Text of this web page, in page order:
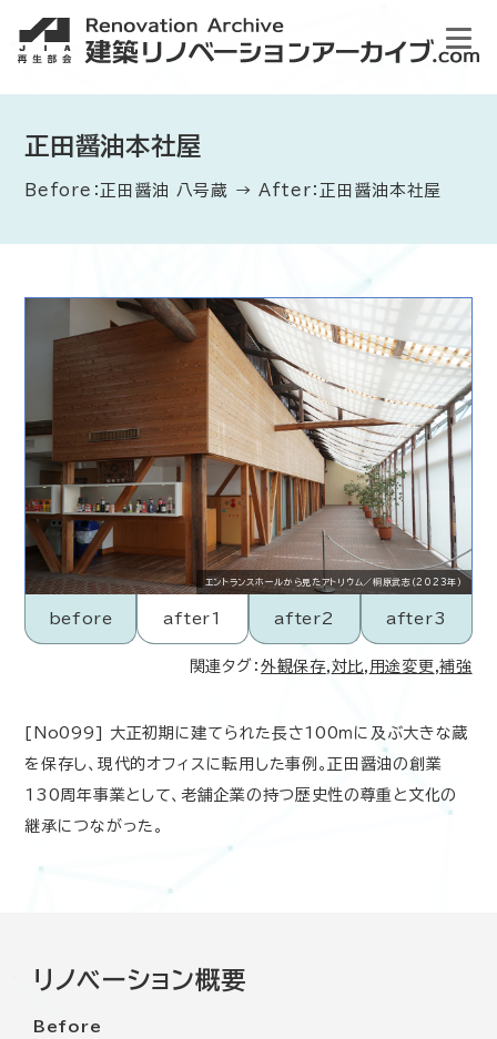
正田醤油本社屋
Before：正田醤油 八号蔵 → After：正田醤油本社屋
エントランスホールから見たアトリウム／桐原武志（2023年）
before after1 after2 after3
関連タグ：外観保存,対比, 用途変更,補強
[No099] 大正初期に建てられた長さ100ｍに及ぶ大きな蔵
を保存し、現代的オフィスに転用した事例。正田醤油の創業
130周年事業として、老舗企業の持つ歴史性の尊重と文化の
継承につながった。
リノベーション概要
Before